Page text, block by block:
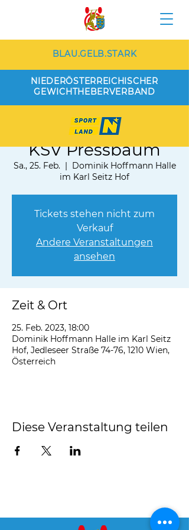
BLAU.GELB.STARK
NIEDERÖSTERREICHISCHER
GEWICHTHEBERVERBAND
AK Nord Wien vs.
KSV Pressbaum
Sa., 25. Feb.
  |
Dominik Hoffmann Halle
im Karl Seitz Hof
Tickets stehen nicht zum
Verkauf
Andere Veranstaltungen
ansehen
Zeit & Ort
25. Feb. 2023, 18:00
Dominik Hoffmann Halle im Karl Seitz
Hof, Jedleseer Straße 74-76, 1210 Wien,
Österreich
Diese Veranstaltung teilen